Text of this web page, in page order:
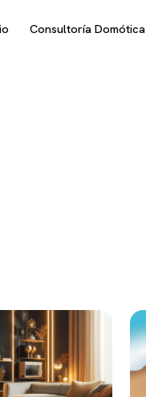
Consultoría Domótica